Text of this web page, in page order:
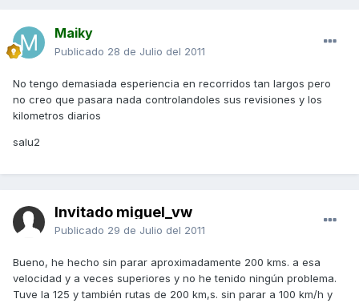
Maiky
Publicado 28 de Julio del 2011
No tengo demasiada esperiencia en recorridos tan largos pero
no creo que pasara nada controlandoles sus revisiones y los
kilometros diarios
salu2
Invitado miguel_vw
Publicado 29 de Julio del 2011
Bueno, he hecho sin parar aproximadamente 200 kms. a esa
velocidad y a veces superiores y no he tenido ningún problema.
Tuve la 125 y también rutas de 200 km,s. sin parar a 100 km/h y